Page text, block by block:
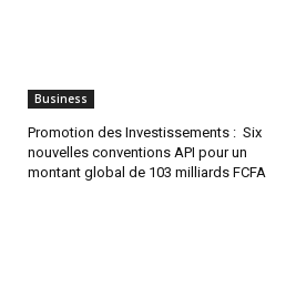
Business
Promotion des Investissements : Six
nouvelles conventions API pour un
montant global de 103 milliards FCFA